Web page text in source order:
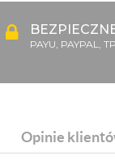
PAYU, PAYPAL,
Opinie